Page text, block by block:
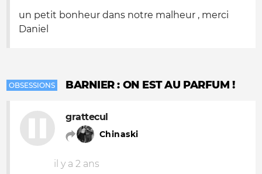
un petit bonheur dans notre malheur , merci
Daniel
OBSESSIONS BARNIER : ON EST AU PARFUM !
grattecul
Chinaski
il y a 2 ans